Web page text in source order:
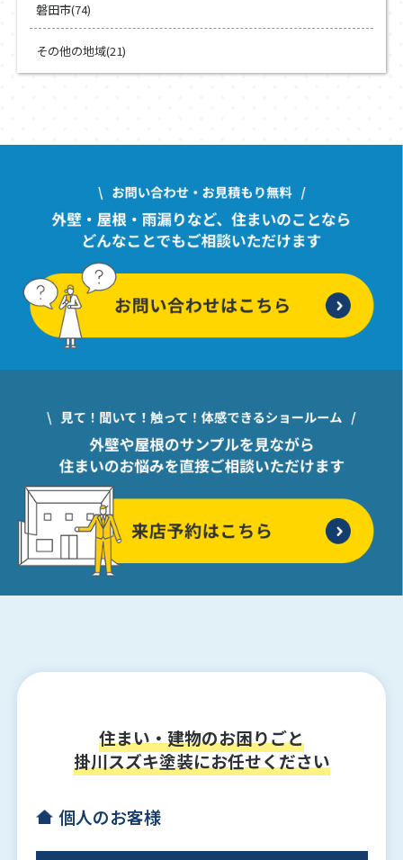
磐田市(74)
その他の地域(21)
住まい・建物のお困りごと
掛川スズキ塗装にお任せください
個人のお客様